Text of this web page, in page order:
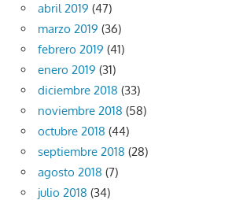
abril 2019 (47)
marzo 2019 (36)
febrero 2019 (41)
enero 2019 (31)
diciembre 2018 (33)
noviembre 2018 (58)
octubre 2018 (44)
septiembre 2018 (28)
agosto 2018 (7)
julio 2018 (34)